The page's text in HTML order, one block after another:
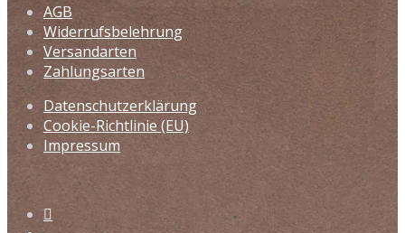
AGB
Widerrufsbelehrung
Versandarten
Zahlungsarten
Datenschutzerklärung
Cookie-Richtlinie (EU)
Impressum